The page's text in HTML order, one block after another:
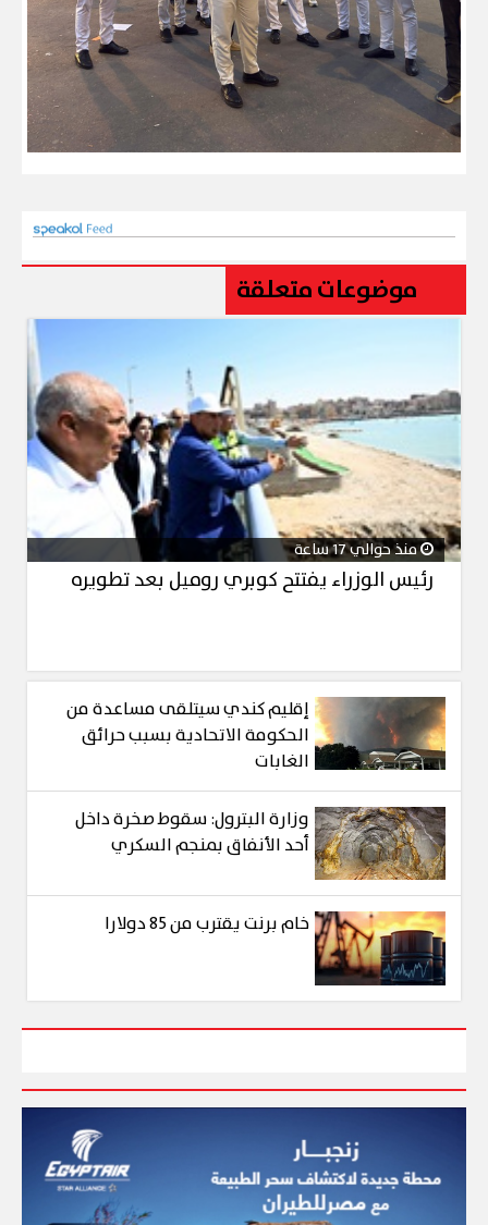
موضوعات متعلقة
منذ حوالي 17 ساعة
رئيس الوزراء يفتتح كوبري روميل بعد تطويره
إقليم كندي سيتلقى مساعدة من
الحكومة الاتحادية بسبب حرائق
الغابات
وزارة البترول: سقوط صخرة داخل
أحد الأنفاق بمنجم السكري
خام برنت يقترب من 85 دولارا